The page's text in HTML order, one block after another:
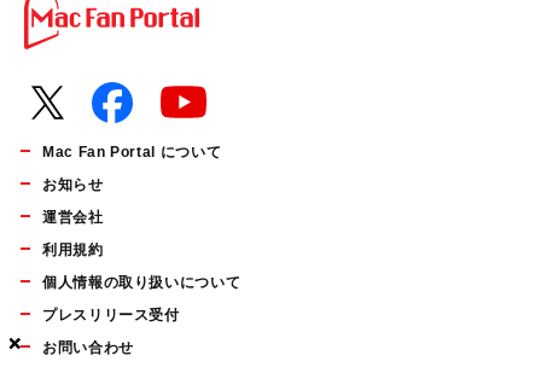
×
×
×
Mac Fan Portal について
お知らせ
運営会社
利用規約
個人情報の取り扱いについて
プレスリリース受付
お問い合わせ